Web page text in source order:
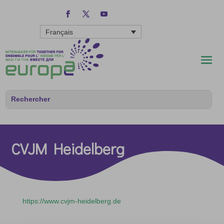
Français
CVJM Heidelberg
https://www.cvjm-heidelberg.de